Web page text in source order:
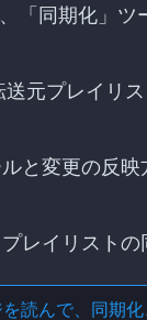
「同期化」ツ
送元プレイリ
と変更の反
レイリストの
読んで、 同期